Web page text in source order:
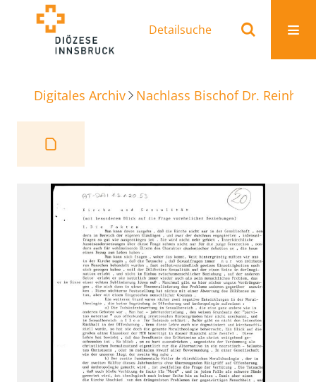
Detailsuche
Digitales Archiv Nachlass Bischof Dr.